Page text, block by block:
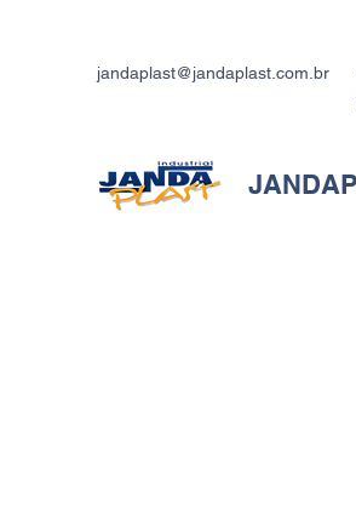
jandaplast@jandaplast.com.br